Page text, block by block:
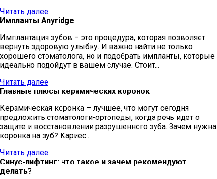
Читать далее
Импланты Anyridge
Имплантация зубов – это процедура, которая позволяет
вернуть здоровую улыбку. И важно найти не только
хорошего стоматолога, но и подобрать импланты, которые
идеально подойдут в вашем случае. Стоит...
Читать далее
Главные плюсы керамических коронок
Керамическая коронка – лучшее, что могут сегодня
предложить стоматологи-ортопеды, когда речь идет о
защите и восстановлении разрушенного зуба. Зачем нужна
коронка на зуб? Кариес...
Читать далее
Синус-лифтинг: что такое и зачем рекомендуют
делать?